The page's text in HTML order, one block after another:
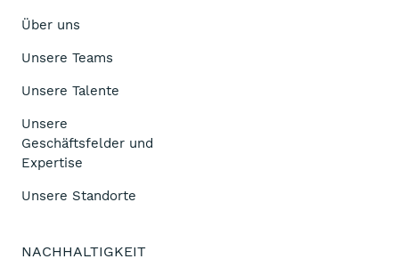
Über uns
Unsere Teams
Unsere Talente
Unsere
Geschäftsfelder und
Expertise
Unsere Standorte
NACHHALTIGKEIT